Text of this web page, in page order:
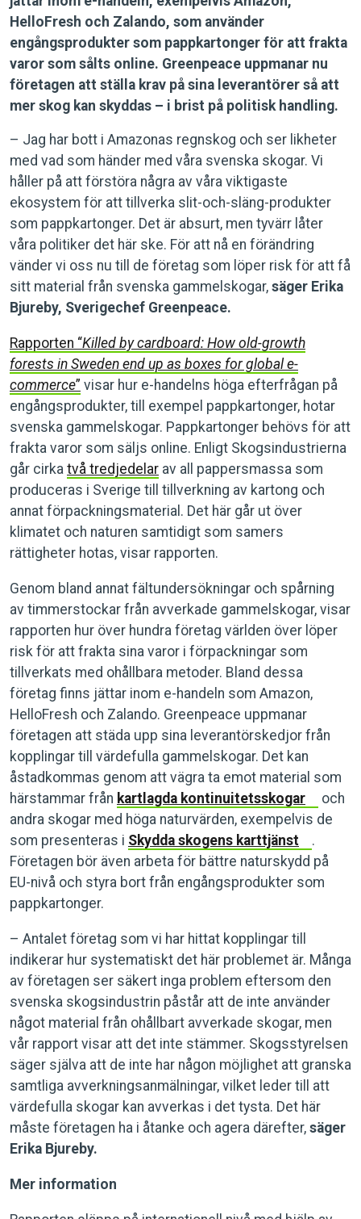
HelloFresh och Zalando, som använder
engångsprodukter som pappkartonger för att frakta
varor som sålts online. Greenpeace uppmanar nu
företagen att ställa krav på sina leverantörer så att
mer skog kan skyddas – i brist på politisk handling.
– Jag har bott i Amazonas regnskog och ser likheter
med vad som händer med våra svenska skogar. Vi
håller på att förstöra några av våra viktigaste
ekosystem för att tillverka slit-och-släng-produkter
som pappkartonger. Det är absurt, men tyvärr låter
våra politiker det här ske. För att nå en förändring
vänder vi oss nu till de företag som löper risk för att få
sitt material från svenska gammelskogar, säger Erika
Bjureby, Sverigechef Greenpeace.
Rapporten “Killed by cardboard: How old-growth
forests in Sweden end up as boxes for global e-
commerce” visar hur e-handelns höga efterfrågan på
engångsprodukter, till exempel pappkartonger, hotar
svenska gammelskogar. Pappkartonger behövs för att
frakta varor som säljs online. Enligt Skogsindustrierna
går cirka två tredjedelar av all pappersmassa som
produceras i Sverige till tillverkning av kartong och
annat förpackningsmaterial. Det här går ut över
klimatet och naturen samtidigt som samers
rättigheter hotas, visar rapporten.
Genom bland annat fältundersökningar och spårning
av timmerstockar från avverkade gammelskogar, visar
rapporten hur över hundra företag världen över löper
risk för att frakta sina varor i förpackningar som
tillverkats med ohållbara metoder. Bland dessa
företag finns jättar inom e-handeln som Amazon,
HelloFresh och Zalando. Greenpeace uppmanar
företagen att städa upp sina leverantörskedjor från
kopplingar till värdefulla gammelskogar. Det kan
åstadkommas genom att vägra ta emot material som
härstammar från kartlagda kontinuitetsskogar
och
andra skogar med höga naturvärden, exempelvis de
som presenteras i Skydda skogens karttjänst
.
Företagen bör även arbeta för bättre naturskydd på
EU-nivå och styra bort från engångsprodukter som
pappkartonger.
– Antalet företag som vi har hittat kopplingar till
indikerar hur systematiskt det här problemet är. Många
av företagen ser säkert inga problem eftersom den
svenska skogsindustrin påstår att de inte använder
något material från ohållbart avverkade skogar, men
vår rapport visar att det inte stämmer. Skogsstyrelsen
säger själva att de inte har någon möjlighet att granska
samtliga avverkningsanmälningar, vilket leder till att
värdefulla skogar kan avverkas i det tysta. Det här
måste företagen ha i åtanke och agera därefter, säger
Erika Bjureby.
Mer information